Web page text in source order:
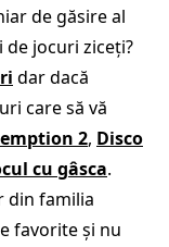
de găsire al
de jocuri ziceți?
dar dacă
care să vă
2, Disco
cu gâsca.
din familia
favorite și nu